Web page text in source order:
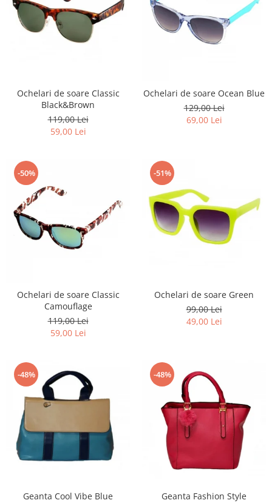
Ochelari de soare Classic
Black&Brown
119,00 Lei
59,00 Lei
Ochelari de soare Ocean Blue
129,00 Lei
69,00 Lei
-50%
Ochelari de soare Classic
Camouflage
119,00 Lei
59,00 Lei
-51%
Ochelari de soare Green
99,00 Lei
49,00 Lei
-48%
Geanta Cool Vibe Blue
-48%
Geanta Fashion Style